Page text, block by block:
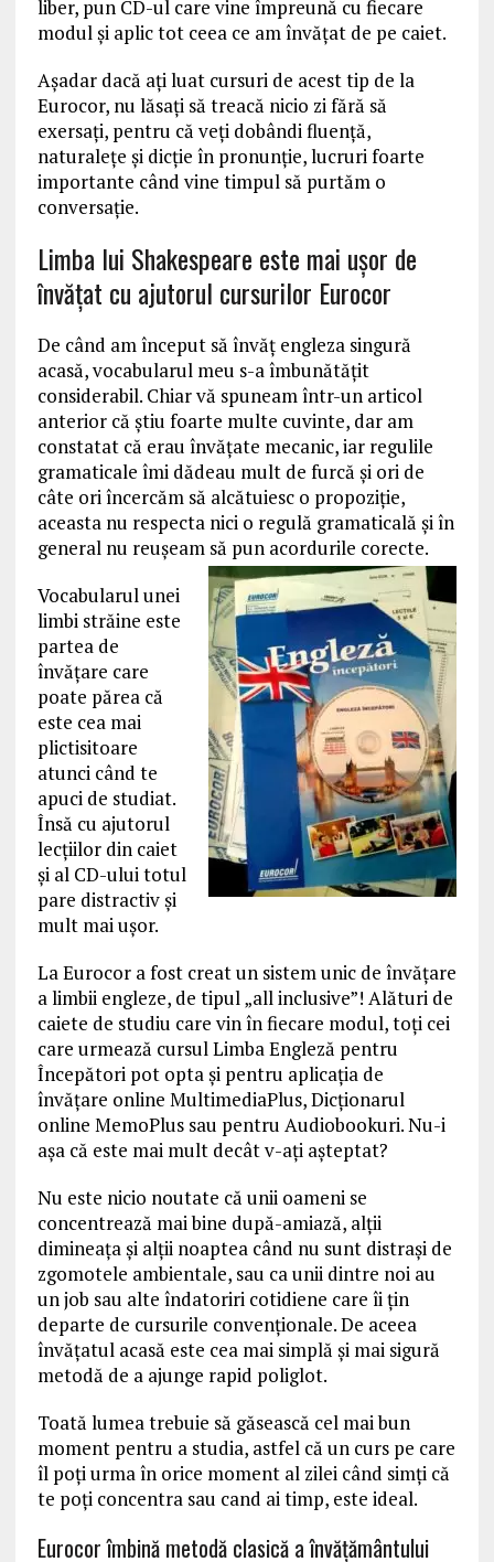
liber, pun CD-ul care vine împreună cu fiecare
modul şi aplic tot ceea ce am învăţat de pe caiet.
Aşadar dacă aţi luat cursuri de acest tip de la
Eurocor, nu lăsaţi să treacă nicio zi fără să
exersaţi, pentru că veţi dobândi fluenţă,
naturaleţe şi dicţie în pronunţie, lucruri foarte
importante când vine timpul să purtăm o
conversaţie.
Limba lui Shakespeare este mai uşor de
învăţat cu ajutorul cursurilor Eurocor
De când am început să învăţ engleza singură
acasă, vocabularul meu s-a îmbunătăţit
considerabil. Chiar vă spuneam într-un articol
anterior că ştiu foarte multe cuvinte, dar am
constatat că erau învăţate mecanic, iar regulile
gramaticale îmi dădeau mult de furcă şi ori de
câte ori încercăm să alcătuiesc o propoziţie,
aceasta nu respecta nici o regulă gramaticală şi în
general nu reuşeam să pun acordurile corecte.
Vocabularul unei
limbi străine este
partea de
învăţare care
poate părea că
este cea mai
plictisitoare
atunci când te
apuci de studiat.
Însă cu ajutorul
lecţiilor din caiet
şi al CD-ului totul
pare distractiv şi
mult mai uşor.
La Eurocor a fost creat un sistem unic de învăţare
a limbii engleze, de tipul „all inclusive”! Alături de
caiete de studiu care vin în fiecare modul, toţi cei
care urmează cursul Limba Engleză pentru
Începători pot opta şi pentru aplicaţia de
învăţare online MultimediaPlus, Dicţionarul
online MemoPlus sau pentru Audiobookuri. Nu-i
aşa că este mai mult decât v-aţi aşteptat?
Nu este nicio noutate că unii oameni se
concentrează mai bine după-amiază, alţii
dimineaţa şi alţii noaptea când nu sunt distrași de
zgomotele ambientale, sau ca unii dintre noi au
un job sau alte îndatoriri cotidiene care îi țin
departe de cursurile convenționale. De aceea
învăţatul acasă este cea mai simplă şi mai sigură
metodă de a ajunge rapid poliglot.
Toată lumea trebuie să găsească cel mai bun
moment pentru a studia, astfel că un curs pe care
îl poţi urma în orice moment al zilei când simţi că
te poţi concentra sau cand ai timp, este ideal.
Eurocor îmbină metodă clasică a învăţământului